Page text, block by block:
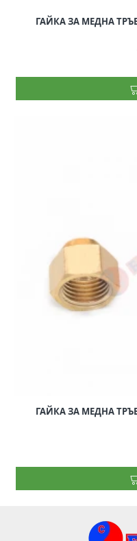
ГАЙКА ЗА МЕДНА
ГАЙКА ЗА МЕДНА